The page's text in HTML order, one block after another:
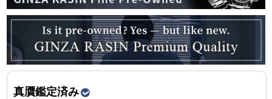
送料・お支払方法
ショッピングローンの流れ
よくある質問
お問い合わせ
真贋鑑定済み